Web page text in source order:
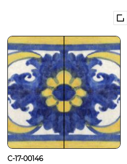
C-17-00146